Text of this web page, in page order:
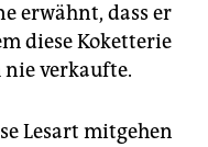
erwähnt, dass er
diese Koketterie
nie verkaufte.
Lesart mitgehen